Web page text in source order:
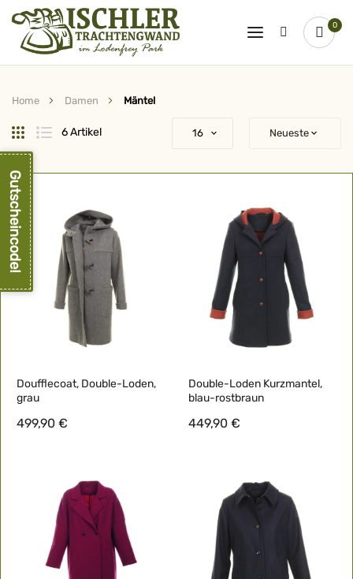
0
Home Damen Mäntel
Raster Liste
6Artikel
Doufflecoat, Double-Loden,
grau
499,90 €
Double-Loden Kurzmantel,
blau-rostbraun
449,90 €
Gutscheincode!